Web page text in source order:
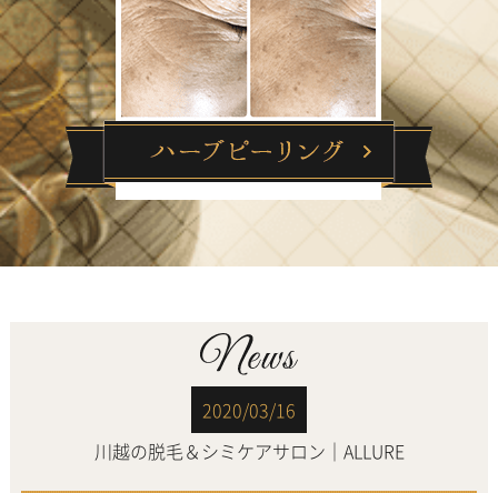
2020/03/16
川越の脱毛＆シミケアサロン｜ALLURE